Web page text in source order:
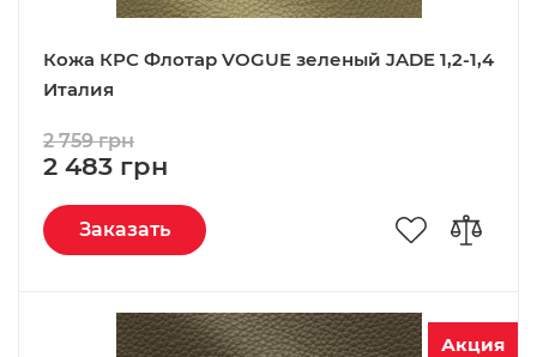
Кожа КРС Флотар VOGUE зеленый JADE 1,2-1,4
Италия
2 483 грн
2 759 грн
Заказать
Акция